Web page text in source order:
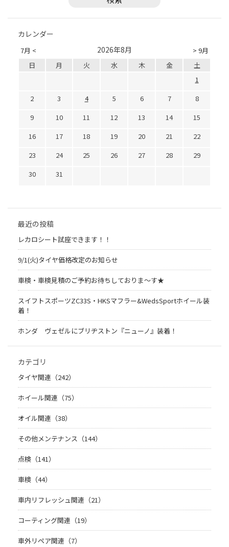
カレンダー
7月 < > 9月
2026年8月
日 月 火 水 木 金
土
1
2
3 4 5 6 7
8
9
10 11 12 13 14
15
16
17 18 19 20 21
22
23
24 25 26 27 28
29
30
31
最近の投稿
レカロシート試座できます！！
9/1(火)タイヤ価格改定のお知らせ
車検・車検見積のご予約お待ちしておりま～す★
スイフトスポーツZC33S・HKSマフラー&WedsSportホイール装
着！
ホンダ ヴェゼルにブリヂストン『ニューノ』装着！
カテゴリ
タイヤ関連（242）
ホイール関連（75）
オイル関連（38）
その他メンテナンス（144）
点検（141）
車検（44）
車内リフレッシュ関連（21）
コーティング関連（19）
車外リペア関連（7）